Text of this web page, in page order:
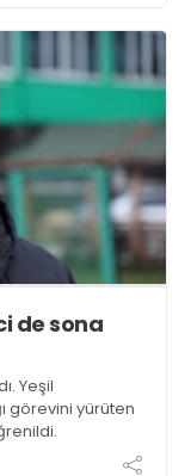
de sona
Yeşil
görevini yürüten